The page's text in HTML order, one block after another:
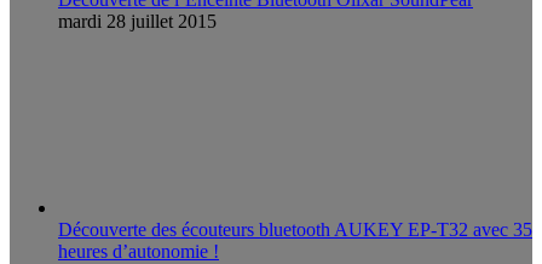
mardi 28 juillet 2015
Découverte des écouteurs bluetooth AUKEY EP-T32 avec 35
heures d’autonomie !